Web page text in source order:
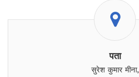
पता
सुरेश कुमार मीना,